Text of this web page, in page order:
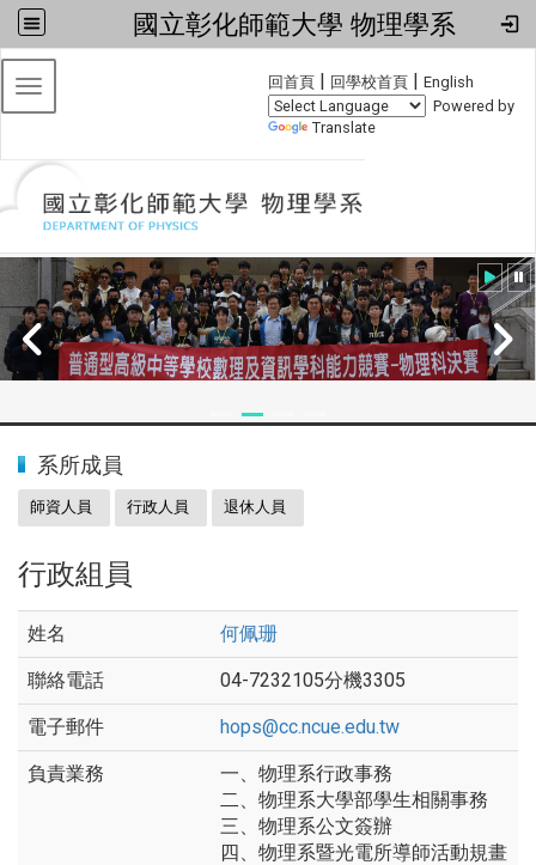
國立彰化師範大學 物理學系
回首頁 | 回學校首頁 | English
Powered by
Translate
Toggle navigation
系所成員
師資人員 行政人員 退休人員
行政組員
何佩珊
04-7232105分機3305
hops@cc.ncue.edu.tw
一、物理系行政事務
二、物理系大學部學生相關事務
三、物理系公文簽辦
四、物理系暨光電所導師活動規畫